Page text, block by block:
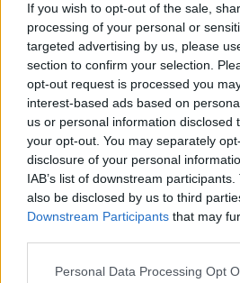
If you wish to opt-out of the sale,
processing of your personal or
targeted advertising by us, please
section to confirm your selection.
opt-out request is processed you
interest-based ads based on
us or personal information disclosed
your opt-out. You may separately
disclosure of your personal
IAB’s list of downstream
also be disclosed by us to third
Downstream Participants that may
Personal Data Processing Opt
Ουκρανία: Οι ένοπλες
ανακοίνωσαν πως
ρωσικούς Iskander, Kh-
drones